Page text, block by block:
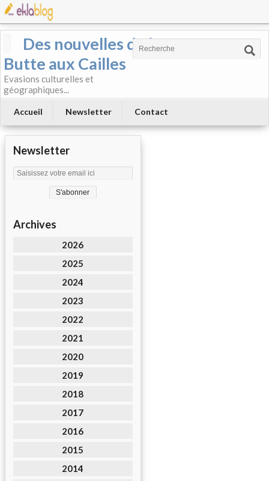
Des nouvelles de la
Butte aux Cailles
Evasions culturelles et
géographiques...
Accueil Newsletter Contact
Newsletter
Archives
2026
2025
2024
2023
2022
2021
2020
2019
2018
2017
2016
2015
2014